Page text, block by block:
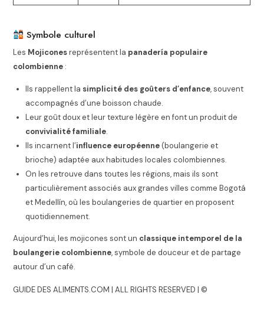
Symbole culturel
Les Mojiconesreprésentent la panadería populaire
colombienne :
Ils rappellent la simplicité des goûters d’enfance, souvent
accompagnés d’une boisson chaude.
Leur goût doux et leur texture légère en font un produit de
convivialité familiale.
Ils incarnent l’influence européenne(boulangerie et
brioche) adaptée aux habitudes locales colombiennes.
On les retrouve dans toutes les régions, mais ils sont
particulièrement associés aux grandes villes comme Bogotá
et Medellín, où les boulangeries de quartier en proposent
quotidiennement.
Aujourd’hui, les mojicones sont un classique intemporel de la
boulangerie colombienne, symbole de douceur et de partage
autour d’un café.
GUIDE DES ALIMENTS.COM | ALL RIGHTS RESERVED | ©